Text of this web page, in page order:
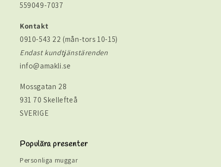
559049-7037
Kontakt
0910-543 22 (mån-tors 10-15)
Endast kundtjänstärenden
info@amakli.se
Mossgatan 28
931 70 Skellefteå
SVERIGE
Populära presenter
Personliga muggar